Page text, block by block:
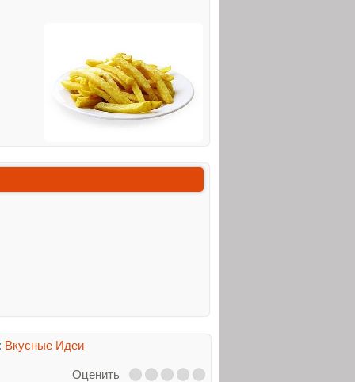
Вкусные Идеи
Оценить